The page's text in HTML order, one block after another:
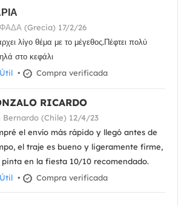
(Grecia) 17/2/26
λίγο θέμα με το μέγεθος.Πέφτει πολύ
στο κεφάλι
Útil • Compra verificada
RICARDO
Bernardo (Chile) 12/4/23
el envío más rápido y llegó antes de
el traje es bueno y ligeramente firme,
en la fiesta 10/10 recomendado.
Útil • Compra verificada